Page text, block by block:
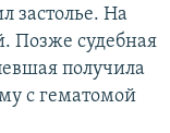
застолье. На
Позже судебная
получила
с гематомой